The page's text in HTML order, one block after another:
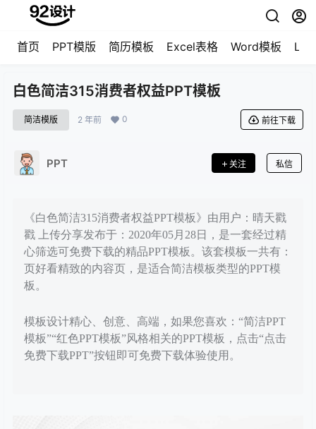
首页 PPT模版 简历模板 Excel表格 Word模板
白色简洁315消费者权益PPT模板
简洁模版 2 年前 0 前往下载
PPT 关注 私信
《白色简洁315消费者权益PPT模板》由用户：晴天戳
戳 上传分享发布于：2020年05月28日，是一套经过精
心筛选可免费下载的精品PPT模板。该套模板一共有：
页好看精致的内容页，是适合简洁模板类型的PPT模
板。
模板设计精心、创意、高端，如果您喜欢：“简洁PPT
模板”“红色PPT模板”风格相关的PPT模板，点击“点击
免费下载PPT”按钮即可免费下载体验使用。